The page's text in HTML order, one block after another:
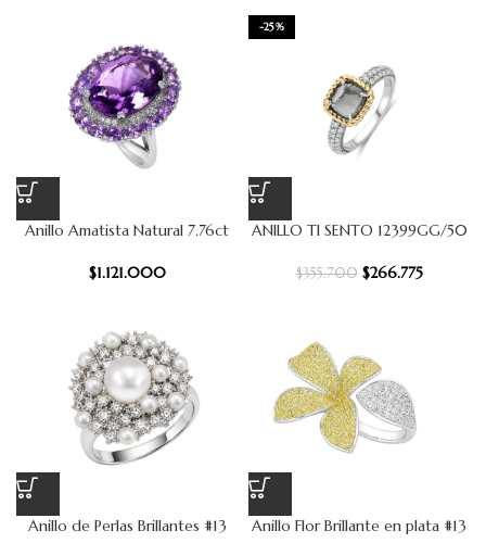
Anillo Amatista Natural 7.76ct
$1.121.000
-25%
ANILLO TI SENTO 12399GG/50
$355.700 $266.775
Anillo de Perlas Brillantes #13 Anillo Flor Brillante en plata #13